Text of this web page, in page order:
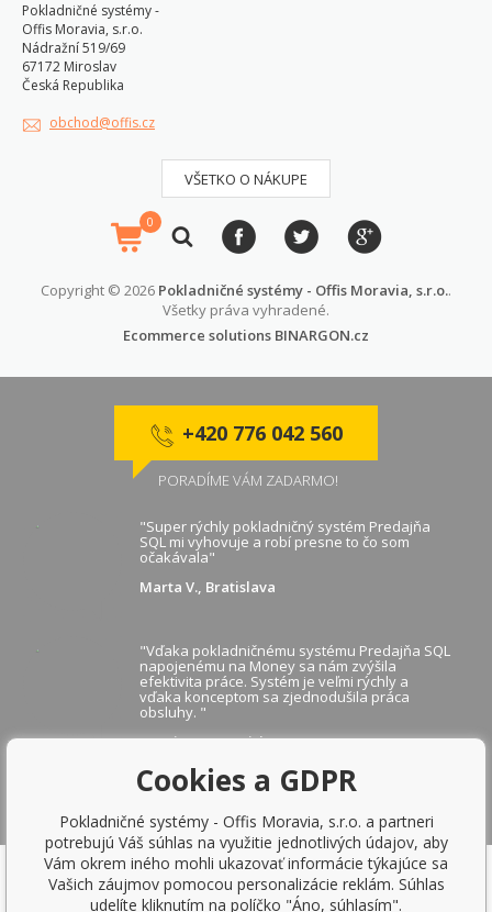
Pokladničné systémy -
Offis Moravia, s.r.o.
Nádražní 519/69
67172 Miroslav
Česká Republika
obchod@offis.cz
VŠETKO O NÁKUPE
0
Copyright © 2026 Pokladničné systémy - Offis Moravia, s.r.o..
Všetky práva vyhradené.
Ecommerce solutions BINARGON.cz
+420 776 042 560
PORADÍME VÁM ZADARMO!
"Super rýchly pokladničný systém Predajňa
SQL mi vyhovuje a robí presne to čo som
očakávala"
Marta V., Bratislava
"Vďaka pokladničnému systému Predajňa SQL
napojenému na Money sa nám zvýšila
efektivita práce. Systém je veľmi rýchly a
vďaka konceptom sa zjednodušila práca
obsluhy. "
Martina B., Bratislava
Cookies a GDPR
Pokladničné systémy - Offis Moravia, s.r.o. a partneri
potrebujú Váš súhlas na využitie jednotlivých údajov, aby
Vám okrem iného mohli ukazovať informácie týkajúce sa
Vašich záujmov pomocou personalizácie reklám. Súhlas
udelíte kliknutím na políčko "Áno, súhlasím".